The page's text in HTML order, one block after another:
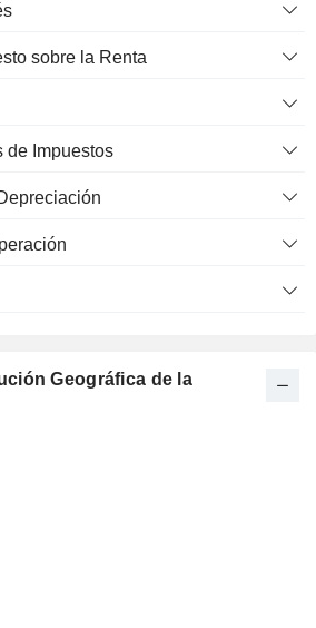
sobre la Renta
de Impuestos
Geográfica de la